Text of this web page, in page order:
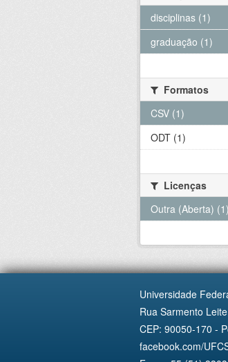
disciplinas (1)
graduação (1)
Formatos
CSV (1)
ODT (1)
Licenças
Outra (Aberta) (1)
Universidade
Rua Sarmento
CEP: 90050-170 -
facebook.com/